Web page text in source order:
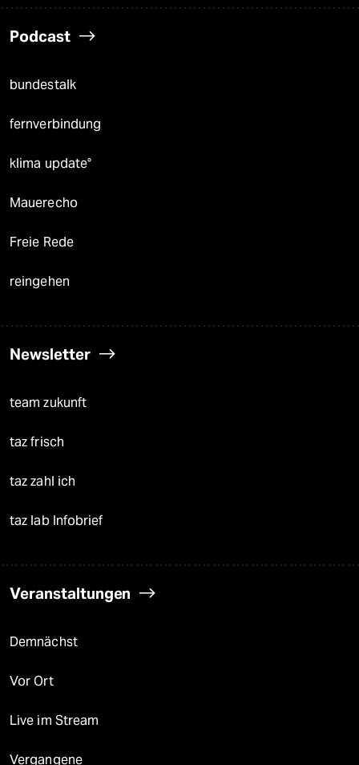
Podcast
bundestalk
fernverbindung
klima update°
Mauerecho
Freie Rede
reingehen
Newsletter
team zukunft
taz frisch
taz zahl ich
taz lab Infobrief
Veranstaltungen
Demnächst
Vor Ort
Live im Stream
Vergangene